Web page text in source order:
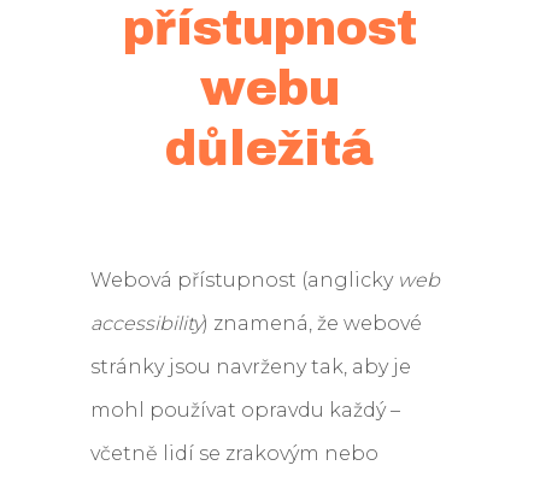
přístupnost
webu
důležitá
Webová přístupnost (anglicky web
accessibility) znamená, že webové
stránky jsou navrženy tak, aby je
mohl používat opravdu každý –
včetně lidí se zrakovým nebo